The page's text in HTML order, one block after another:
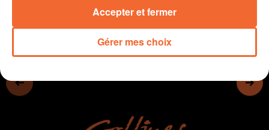
Gérer mes choix
Accepter et fermer